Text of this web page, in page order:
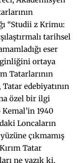
“Studii z Krimu:
tarihsel
eser
ortaya
Tatarlarının
edebiyatının
özel bir ilgi
1940
Loncaların
çıkmamış
Tatar
ne yazık ki,